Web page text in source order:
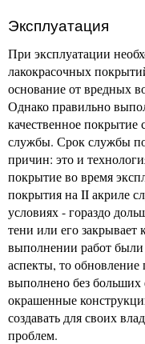
Эксплуатация
При эксплуатации
лакокрасочных
основание от вредных
Однако правильно
качественное
службы. Срок службы
причин: это и
покрытие во время
покрытия на II акриле
условиях - гораздо
тени или его
выполнении работ
аспекты, то
выполнено без больших
окрашенные
создавать для своих
проблем.